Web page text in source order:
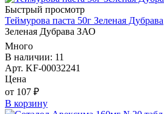
Быстрый просмотр
Теймурова паста 50г Зеленая Дубрава
Зеленая Дубрава ЗАО
Много
В наличии: 11
Арт. KF-00032241
Цена
от 107 ₽
В корзину